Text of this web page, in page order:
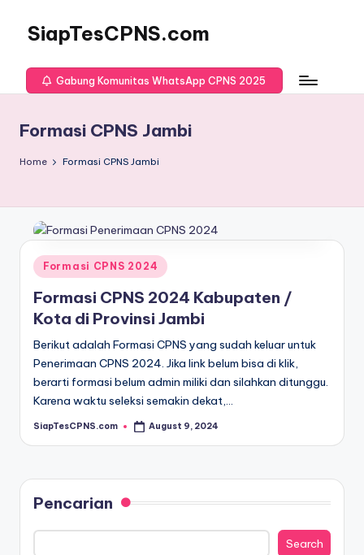
SiapTesCPNS.com
Gabung Komunitas WhatsApp CPNS 2025
Formasi CPNS Jambi
Home Formasi CPNS Jambi
Posted
in
Formasi CPNS 2024
Formasi CPNS 2024 Kabupaten /
Kota di Provinsi Jambi
Berikut adalah Formasi CPNS yang sudah keluar untuk
Penerimaan CPNS 2024. Jika link belum bisa di klik,
berarti formasi belum admin miliki dan silahkan ditunggu.
Karena waktu seleksi semakin dekat,…
Posted
SiapTesCPNS.com August 9, 2024
Pencarian
Search